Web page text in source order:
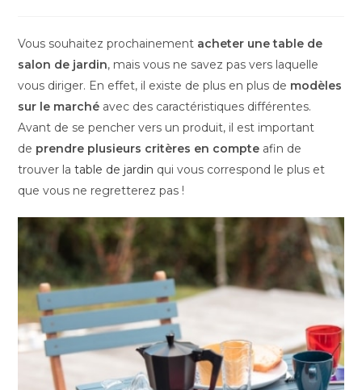
publication :
Vous souhaitez prochainement acheter une table de
salon de jardin, mais vous ne savez pas vers laquelle
vous diriger. En effet, il existe de plus en plus de modèles
sur le marché avec des caractéristiques différentes.
Avant de se pencher vers un produit, il est important
de prendre plusieurs critères en compte afin de
trouver latable de jardin qui vous correspond le plus et
que vous ne regretterez pas !